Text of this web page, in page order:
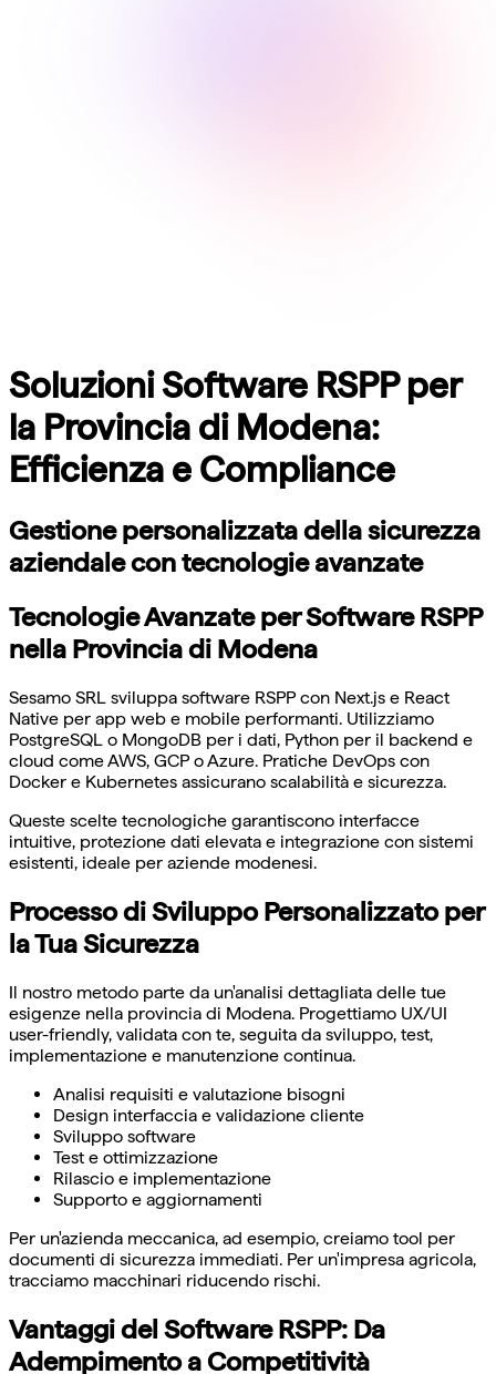
Soluzioni Software RSPP per
la Provincia di Modena:
Efficienza e Compliance
Gestione personalizzata della sicurezza
aziendale con tecnologie avanzate
Tecnologie Avanzate per Software RSPP
nella Provincia di Modena
Sesamo SRL sviluppa software RSPP con Next.js e React
Native per app web e mobile performanti. Utilizziamo
PostgreSQL o MongoDB per i dati, Python per il backend e
cloud come AWS, GCP o Azure. Pratiche DevOps con
Docker e Kubernetes assicurano scalabilità e sicurezza.
Queste scelte tecnologiche garantiscono interfacce
intuitive, protezione dati elevata e integrazione con sistemi
esistenti, ideale per aziende modenesi.
Processo di Sviluppo Personalizzato per
la Tua Sicurezza
Il nostro metodo parte da un'analisi dettagliata delle tue
esigenze nella provincia di Modena. Progettiamo UX/UI
user-friendly, validata con te, seguita da sviluppo, test,
implementazione e manutenzione continua.
Analisi requisiti e valutazione bisogni
Design interfaccia e validazione cliente
Sviluppo software
Test e ottimizzazione
Rilascio e implementazione
Supporto e aggiornamenti
Per un'azienda meccanica, ad esempio, creiamo tool per
documenti di sicurezza immediati. Per un'impresa agricola,
tracciamo macchinari riducendo rischi.
Vantaggi del Software RSPP: Da
Adempimento a Competitività